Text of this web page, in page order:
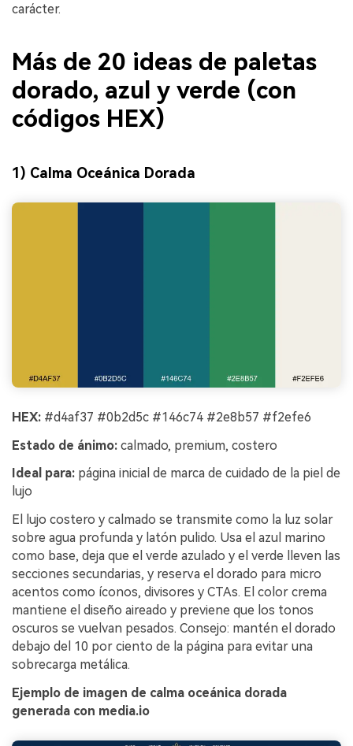
carácter.
Más de 20 ideas de paletas
dorado, azul y verde (con
códigos HEX)
1) Calma Oceánica Dorada
HEX: #d4af37 #0b2d5c #146c74 #2e8b57 #f2efe6
Estado de ánimo: calmado, premium, costero
Ideal para: página inicial de marca de cuidado de la piel de
lujo
El lujo costero y calmado se transmite como la luz solar
sobre agua profunda y latón pulido. Usa el azul marino
como base, deja que el verde azulado y el verde lleven las
secciones secundarias, y reserva el dorado para micro
acentos como íconos, divisores y CTAs. El color crema
mantiene el diseño aireado y previene que los tonos
oscuros se vuelvan pesados. Consejo: mantén el dorado
debajo del 10 por ciento de la página para evitar una
sobrecarga metálica.
Ejemplo de imagen de calma oceánica dorada
generada con media.io